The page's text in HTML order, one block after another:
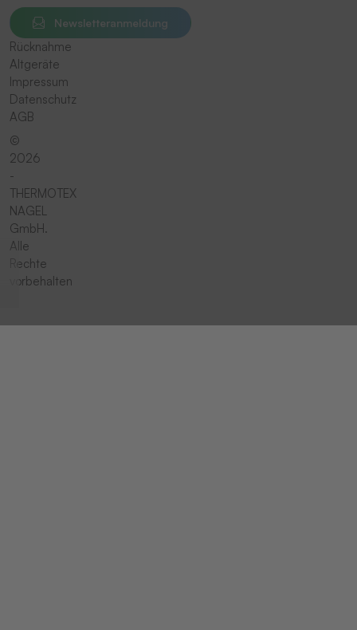
Newsletteranmeldung
Rücknahme
Altgeräte
Impressum
Datenschutz
AGB
©
2026
-
THERMOTEX
NAGEL
GmbH.
Alle
Rechte
vorbehalten